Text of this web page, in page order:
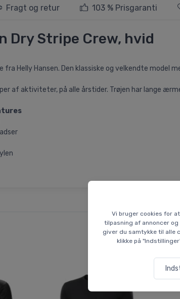
Vi bruger cookies for
tilpasning af annoncer og
giver du samtykke til alle
klikke på
Fragt og retur 103 % Prisgaranti
Dry Stripe Crew, hvid
fra Helly Hansen. Den klassiske og velkendte
af aktiviteter, på alle årstider. Trøjen har lange